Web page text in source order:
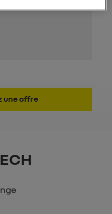
une offre